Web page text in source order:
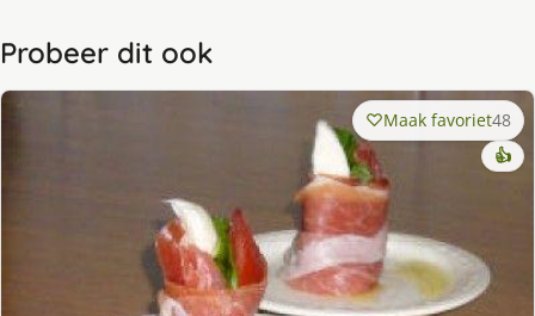
Probeer dit ook
Maak favoriet48
👍